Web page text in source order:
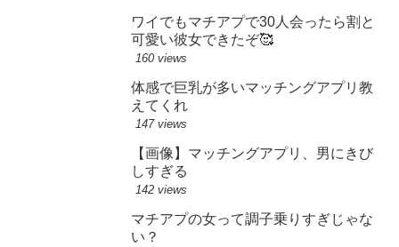
ワイでもマチアプで30人会ったら割と
可愛い彼女できたぞ🥰
160 views
体感で巨乳が多いマッチングアプリ教
えてくれ
147 views
【画像】マッチングアプリ、男にきび
しすぎる
142 views
マチアプの女って調子乗りすぎじゃな
い？